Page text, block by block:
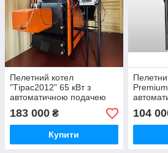
Пелетний котел
"Тірас2012" 65 кВт з
автоматичною подачею
палива
183 000 ₴
Купити
палива
104